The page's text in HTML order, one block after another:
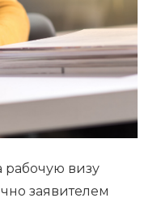
рабочую визу
заявителем